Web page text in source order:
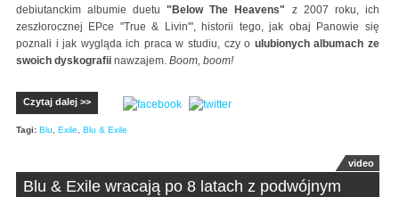
debiutanckim albumie duetu "Below The Heavens"
z 2007 roku, ich
zeszłorocznej EPce "True & Livin'", historii tego, jak obaj Panowie się
poznali i jak wygląda ich praca w studiu, czy o ulubionych albumach ze
swoich dyskografii nawzajem. Boom, boom!
Czytaj dalej >>
Tagi: Blu Exile Blu & Exile
video
Blu & Exile wracają po 8 latach z podwójnym